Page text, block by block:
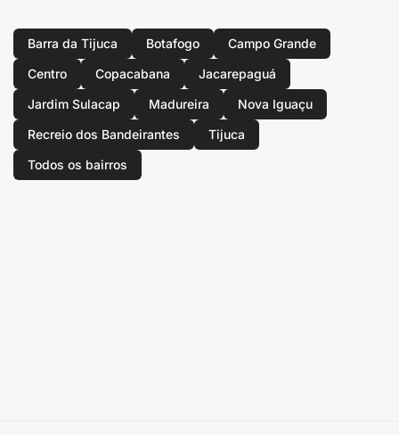
Barra da Tijuca Botafogo
Campo Grande
Centro
Copacabana
Jacarepaguá
Jardim Sulacap
Madureira
Nova Iguaçu
Recreio dos Bandeirantes
Tijuca
Todos os bairros